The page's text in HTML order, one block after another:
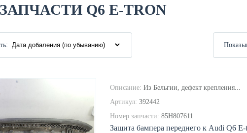
Q6 E-TRON
Защита бампера переднего к Audi Q6 E-
Описание: Из Бельгии, дефект крепления...
Артикул: 392442
Номер запчасти: 85H807611